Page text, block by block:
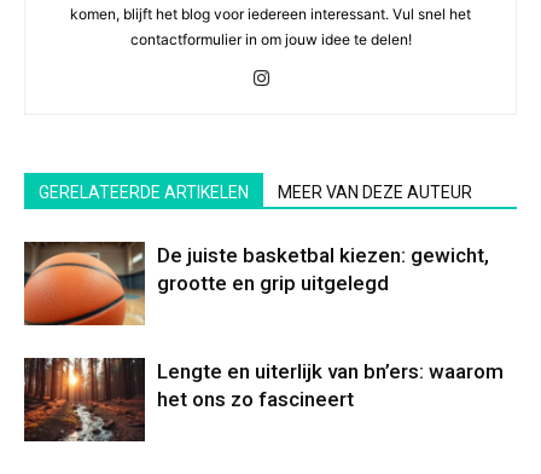
komen, blijft het blog voor iedereen interessant. Vul snel het
contactformulier in om jouw idee te delen!
GERELATEERDE ARTIKELEN MEER VAN DEZE AUTEUR
De juiste basketbal kiezen: gewicht,
grootte en grip uitgelegd
Lengte en uiterlijk van bn’ers: waarom
het ons zo fascineert